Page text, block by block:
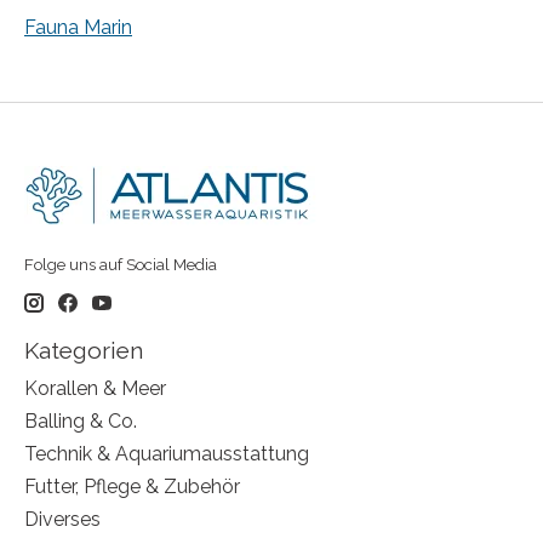
Fauna Marin
Folge uns auf Social Media
Kategorien
Korallen & Meer
Balling & Co.
Technik & Aquariumausstattung
Futter, Pflege & Zubehör
Diverses